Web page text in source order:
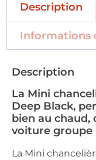
Description
Informations
Description
La Mini
Deep Black,
bien au chaud,
voiture groupe
La Mini